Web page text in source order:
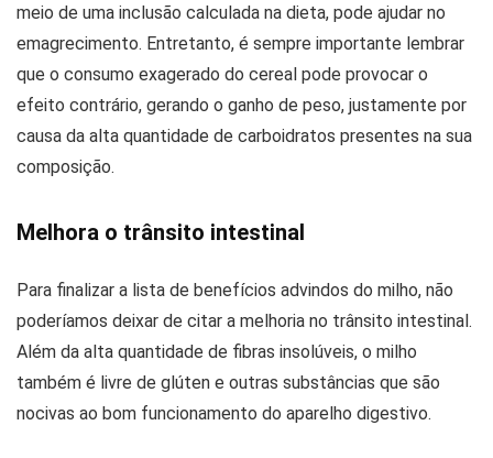
meio de uma inclusão calculada na dieta, pode ajudar no
emagrecimento. Entretanto, é sempre importante lembrar
que o consumo exagerado do cereal pode provocar o
efeito contrário, gerando o ganho de peso, justamente por
causa da alta quantidade de carboidratos presentes na sua
composição.
Melhora o trânsito intestinal
Para finalizar a lista de benefícios advindos do milho, não
poderíamos deixar de citar a melhoria no trânsito intestinal.
Além da alta quantidade de fibras insolúveis, o milho
também é livre de glúten e outras substâncias que são
nocivas ao bom funcionamento do aparelho digestivo.